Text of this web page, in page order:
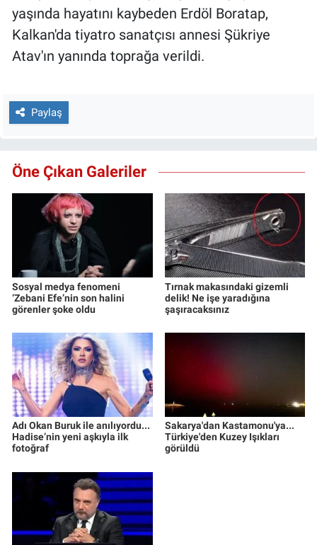
yaşında hayatını kaybeden Erdöl Boratap,
Kalkan'da tiyatro sanatçısı annesi Şükriye
Atav'ın yanında toprağa verildi.
Paylaş
Öne Çıkan Galeriler
Sosyal medya fenomeni
‘Zebani Efe’nin son halini
görenler şoke oldu
Tırnak makasındaki gizemli
delik! Ne işe yaradığına
şaşıracaksınız
Adı Okan Buruk ile anılıyordu...
Hadise’nin yeni aşkıyla ilk
fotoğraf
Sakarya'dan Kastamonu'ya...
Türkiye'den Kuzey Işıkları
görüldü